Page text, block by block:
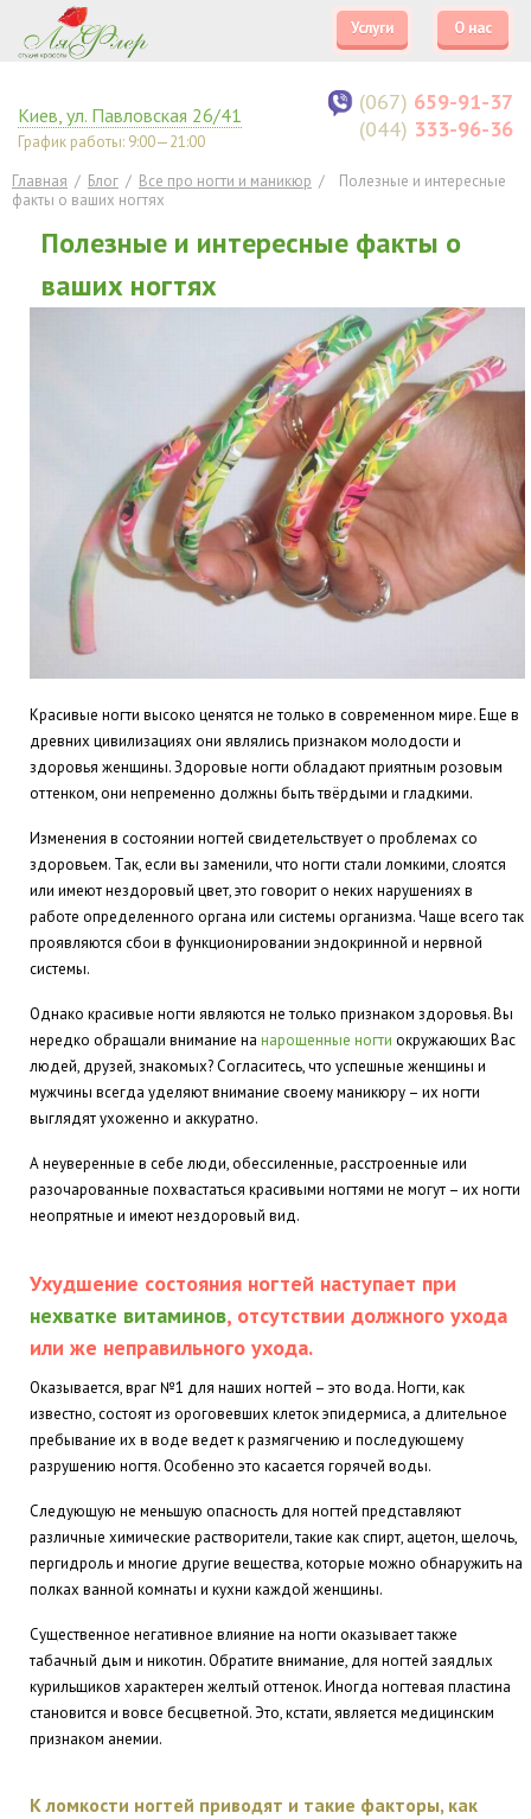
О нас
Киев, ул. Павловская 26/41
График работы: 9:00—21:00
(067) 659-91-37
(044) 333-96-36
Услуги
Главная / Блог / Все про ногти и маникюр /
Полезные и интересные
факты о ваших ногтях
Полезные и интересные факты о
ваших ногтях
Красивые ногти высоко ценятся не только в современном мире. Еще в
древних цивилизациях они являлись признаком молодости и
здоровья женщины. Здоровые ногти обладают приятным розовым
оттенком, они непременно должны быть твёрдыми и гладкими.
Изменения в состоянии ногтей свидетельствует о проблемах со
здоровьем. Так, если вы заменили, что ногти стали ломкими, слоятся
или имеют нездоровый цвет, это говорит о неких нарушениях в
работе определенного органа или системы организма. Чаще всего так
проявляются сбои в функционировании эндокринной и нервной
системы.
Однако красивые ногти являются не только признаком здоровья. Вы
нередко обращали внимание на нарощенные ногти окружающих Вас
людей, друзей, знакомых? Согласитесь, что успешные женщины и
мужчины всегда уделяют внимание своему маникюру – их ногти
выглядят ухоженно и аккуратно.
А неуверенные в себе люди, обессиленные, расстроенные или
разочарованные похвастаться красивыми ногтями не могут – их ногти
неопрятные и имеют нездоровый вид.
Ухудшение состояния ногтей наступает при
нехватке витаминов, отсутствии должного ухода
или же неправильного ухода.
Оказывается, враг №1 для наших ногтей – это вода. Ногти, как
известно, состоят из ороговевших клеток эпидермиса, а длительное
пребывание их в воде ведет к размягчению и последующему
разрушению ногтя. Особенно это касается горячей воды.
Следующую не меньшую опасность для ногтей представляют
различные химические растворители, такие как спирт, ацетон, щелочь,
пергидроль и многие другие вещества, которые можно обнаружить на
полках ванной комнаты и кухни каждой женщины.
Существенное негативное влияние на ногти оказывает также
табачный дым и никотин. Обратите внимание, для ногтей заядлых
курильщиков характерен желтый оттенок. Иногда ногтевая пластина
становится и вовсе бесцветной. Это, кстати, является медицинским
признаком анемии.
К ломкости ногтей приводят и такие факторы, как